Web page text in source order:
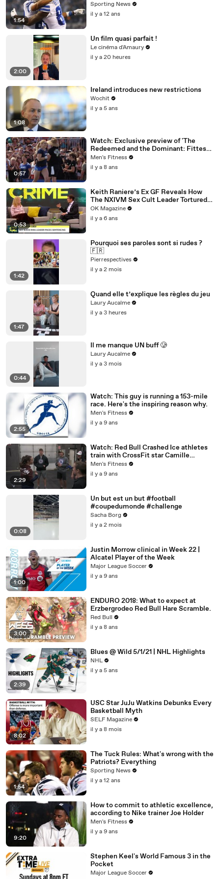
1:54
Sporting News
il y a 12 ans
2:00
Un film quasi parfait !
Le cinéma d'Amaury
il y a 20 heures
1:08
Ireland introduces new restrictions
Wochit
il y a 5 ans
0:57
Watch: Exclusive preview of 'The
Redeemed and the Dominant: Fittest
on Earth'
Men's Fitness
il y a 8 ans
0:53
Keith Raniere’s Ex GF Reveals How
The NXIVM Sex Cult Leader Tortured
Her For Years
OK Magazine
il y a 6 ans
1:42
Pourquoi ses paroles sont si rudes ?
🇫🇷
Pierrespectives
il y a 2 mois
1:47
Quand elle t’explique les règles du jeu
Laury Aucalme
il y a 3 heures
0:44
Il me manque UN buff 🥲
Laury Aucalme
il y a 3 mois
2:55
Watch: This guy is running a 153-mile
race. Here's the inspiring reason why.
Men's Fitness
il y a 9 ans
2:29
Watch: Red Bull Crashed Ice athletes
train with CrossFit star Camille
Leblanc-Bazinet
Men's Fitness
il y a 9 ans
0:08
Un but est un but #football
#coupedumonde #challenge
Sacha Borg
il y a 2 mois
1:00
Justin Morrow clinical in Week 22 |
Alcatel Player of the Week
Major League Soccer
il y a 9 ans
3:00
ENDURO 2018: What to expect at
Erzbergrodeo Red Bull Hare Scramble.
Red Bull
il y a 8 ans
2:39
Blues @ Wild 5/1/21 | NHL Highlights
NHL
il y a 5 ans
8:02
USC Star JuJu Watkins Debunks Every
Basketball Myth
SELF Magazine
il y a 8 mois
1:54
The Tuck Rules: What's wrong with the
Patriots? Everything
Sporting News
il y a 12 ans
9:20
How to commit to athletic excellence,
according to Nike trainer Joe Holder
Men's Fitness
il y a 9 ans
Stephen Keel's World Famous 3 in the
Pocket
Major League Soccer